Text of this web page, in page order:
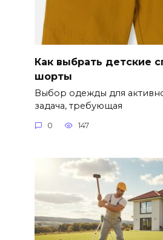
Как выбрать детские
шорты
Выбор одежды для
задача, требующая
0 147